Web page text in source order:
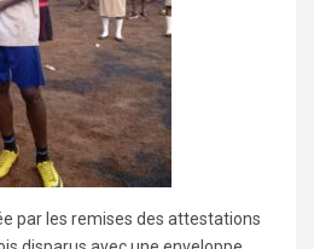
par les remises des attestations